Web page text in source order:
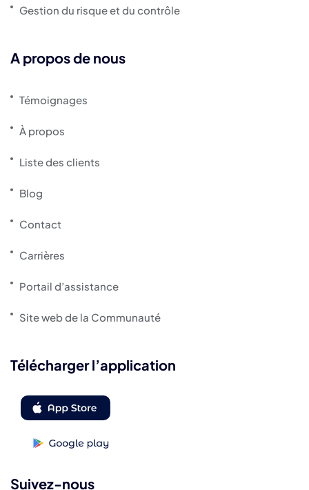
Gestion du risque et du contrôle
A propos de nous
Témoignages
À propos
Liste des clients
Blog
Contact
Carrières
Portail d’assistance
Site web de la Communauté
Télécharger l’application
Suivez-nous